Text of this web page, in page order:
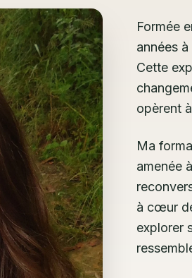
Formée
années
Cette
opèrent
Ma
amenée
à cœur
explorer